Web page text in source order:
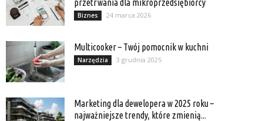
przetrwania dla mikroprzedsiębiorcy
Biznes 24 marca 2026
Multicooker – Twój pomocnik w kuchni
Narzędzia 3 grudnia 2025
Marketing dla dewelopera w 2025 roku –
najważniejsze trendy, które zmienią...